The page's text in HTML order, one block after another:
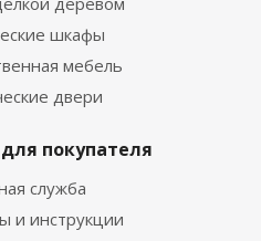
шкафы
мебель
двери
покупателя
служба
и инструкции